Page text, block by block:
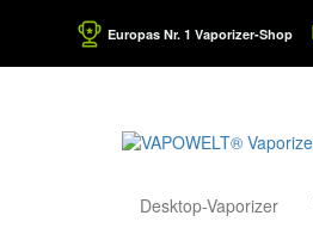
Europas Nr. 1 Vaporizer-Shop
Desktop-Vaporizer